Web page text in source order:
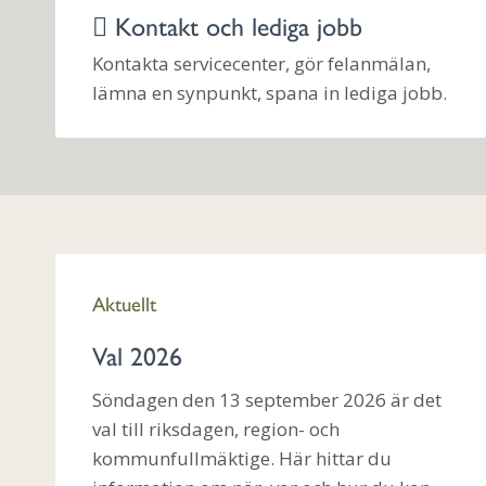
Kontakt och lediga jobb
Kontakta servicecenter, gör felanmälan,
lämna en synpunkt, spana in lediga jobb.
Aktuellt
Val 2026
Söndagen den 13 september 2026 är det
val till riksdagen, region- och
kommunfullmäktige. Här hittar du